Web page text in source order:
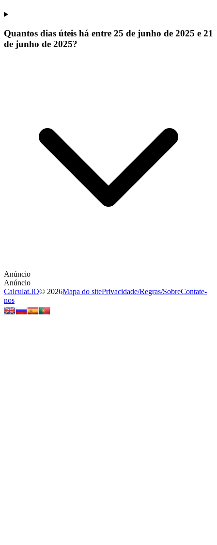
Quantos dias úteis há entre 25 de junho de 2025 e 21
de junho de 2025?
Calculat.IO© 2026Mapa do sitePrivacidade/Regras/SobreContate-
nos